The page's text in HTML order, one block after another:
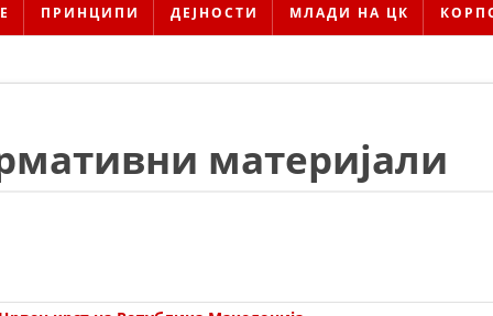
ПРИНЦИПИ ДЕЈНОСТИ МЛАДИ НА ЦК
материјали